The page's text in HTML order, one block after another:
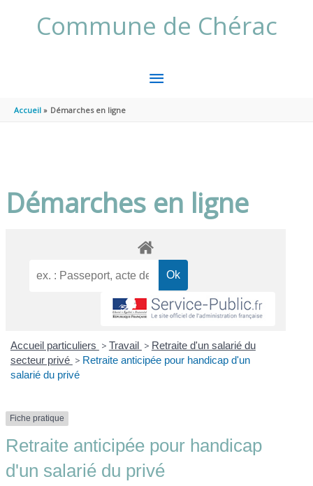
Commune de Chérac
MENU
Accueil Démarches en ligne
Démarches en ligne
Accueil particuliers > Travail > Retraite d'un salarié du
secteur privé > Retraite anticipée pour handicap d'un
salarié du privé
Fiche pratique
Retraite anticipée pour handicap
d'un salarié du privé